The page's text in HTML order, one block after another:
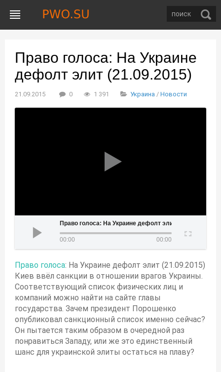
Право голоса: На Украине
дефолт элит (21.09.2015)
21.09.2015 0 1 391 Украина / Новости
Право голоса: На Украине дефолт элит (21.09.2015)
00:00 00:00
Право голоса: На Украине дефолт элит (21.09.2015)
Киев ввёл санкции в отношении врагов Украины.
Соответствующий список физических лиц и
компаний можно найти на сайте главы
государства. Зачем президент Порошенко
опубликовал санкционный список именно сейчас?
Он пытается таким образом в очередной раз
понравиться Западу, или же это единственный
шанс для украинской элиты остаться на плаву?